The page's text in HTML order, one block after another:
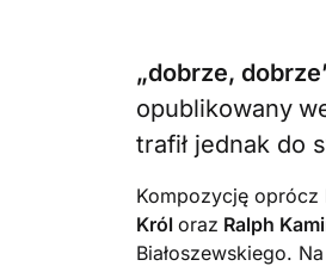
„dobrze,
opublikowany
trafił jednak do
Kompozycję oprócz
Król oraz Ralph
Białoszewskiego.